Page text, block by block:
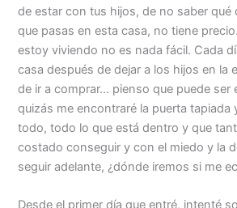
de estar con tus hijos, de no saber qué
que pasas en esta casa, no tiene
estoy viviendo no es nada fácil. Cada
casa después de dejar a los hijos en la
de ir a comprar… pienso que puede ser
quizás me encontraré la puerta tapiada
todo, todo lo que está dentro y que
costado conseguir y con el miedo y la
seguir adelante, ¿dónde iremos si me
Desde el primer día que entré, intenté